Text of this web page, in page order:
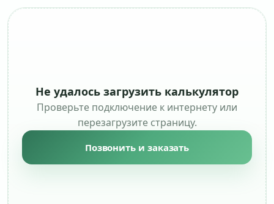
Не удалось загрузить калькулятор
Проверьте подключение к интернету или
перезагрузите страницу.
Позвонить и заказать